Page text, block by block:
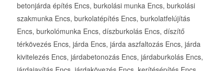
betonjárda építés Encs, burkolási munka Encs, burkolási
szakmunka Encs, burkolatépítés Encs, burkolatfelújítás
Encs, burkolómunka Encs, díszburkolás Encs, díszítő
térkövezés Encs, járda Encs, járda aszfaltozás Encs, járda
kivitelezés Encs, járdabetonozás Encs, járdaburkolás Encs,